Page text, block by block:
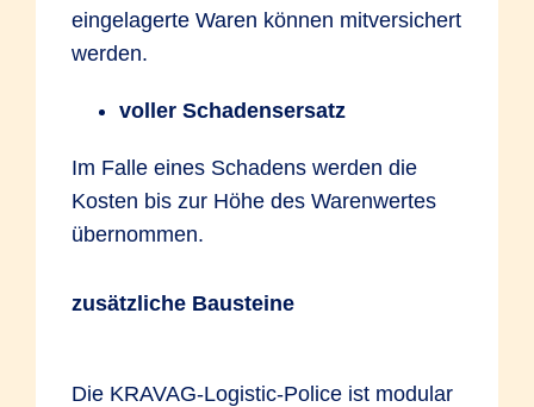
eingelagerte Waren können mitversichert
werden.
voller Schadensersatz
Im Falle eines Schadens werden die
Kosten bis zur Höhe des Warenwertes
übernommen.
zusätzliche Bausteine
Die KRAVAG-Logistic-Police ist modular